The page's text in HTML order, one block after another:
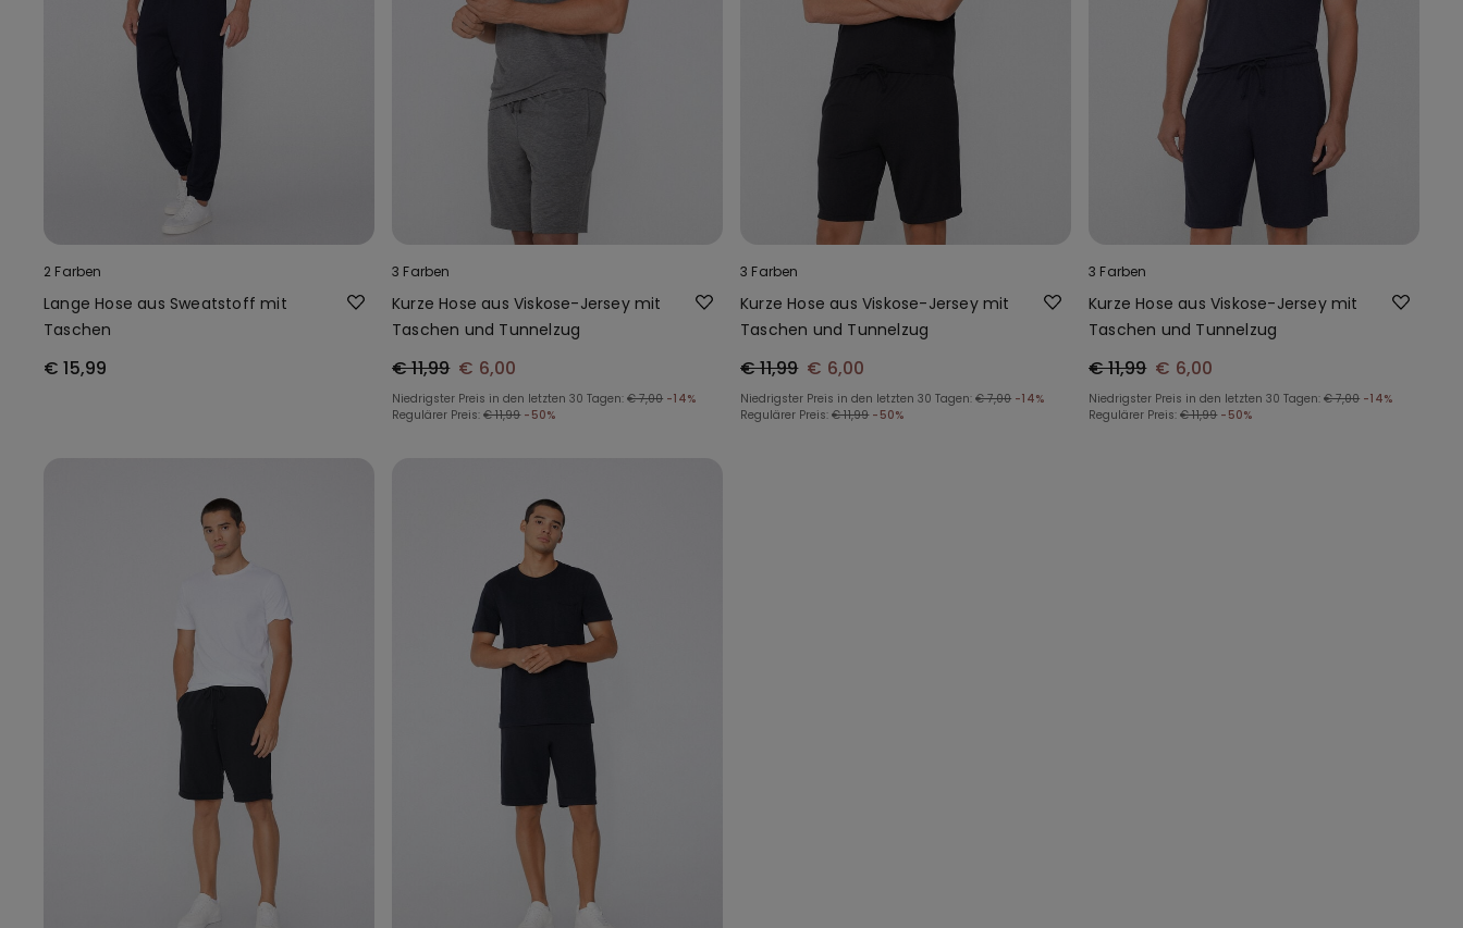
2 Farben
Lange Hose aus Sweatstoff mit
Taschen
€ 15,99
3 Farben
Kurze Hose aus Viskose-Jersey mit
Taschen und Tunnelzug
€ 11,99 € 6,00
Niedrigster Preis in den letzten 30 Tagen: € 7,00 -14%
Regulärer Preis: € 11,99 -50%
3 Farben
Kurze Hose aus Viskose-Jersey mit
Taschen und Tunnelzug
€ 11,99 € 6,00
Niedrigster Preis in den letzten 30 Tagen: € 7,00 -14%
Regulärer Preis: € 11,99 -50%
3 Farben
Kurze Hose aus Viskose-Jersey mit
Taschen und Tunnelzug
€ 11,99 € 6,00
Niedrigster Preis in den letzten 30 Tagen: € 7,00 -14%
Regulärer Preis: € 11,99 -50%